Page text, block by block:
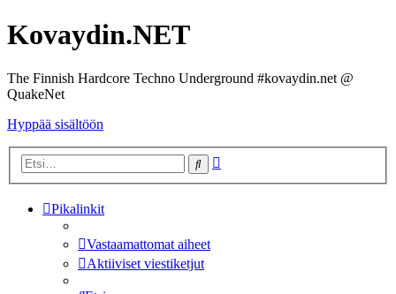
Kovaydin.NET
The Finnish Hardcore Techno Underground #kovaydin.net @
QuakeNet
Hyppää sisältöön
Etsi
Pikalinkit
Vastaamattomat aiheet
Aktiiviset viestiketjut